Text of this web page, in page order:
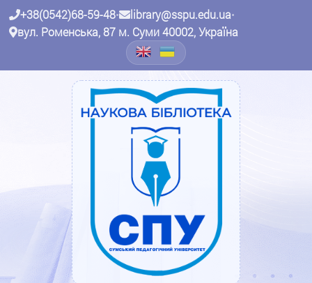
+38(0542)68-59-48• library@sspu.edu.ua•
вул. Роменська, 87 м. Суми 40002, Україна